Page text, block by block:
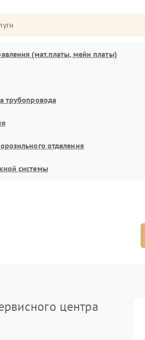
(мат.платы, мейн платы)
трубопровода
отделения
системы
центра